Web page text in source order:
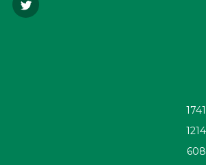
1741
1214
608